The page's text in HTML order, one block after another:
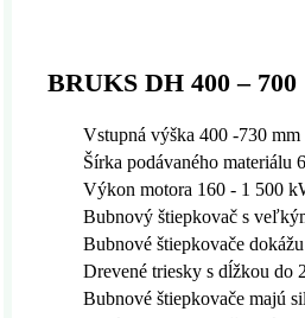
BRUKS DH 400 – 700
Vstupná výška 400 -730 mm
Šírka podávaného materiálu
Výkon motora 160 - 1 500
Bubnový štiepkovač s
Bubnové štiepkovače
Drevené triesky s dĺžkou do
Bubnové štiepkovače majú